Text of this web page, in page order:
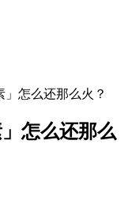
」怎么还那么火？
怎么还那么